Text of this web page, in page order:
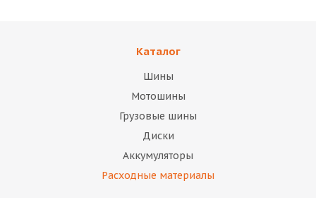
Каталог
Шины
Мотошины
Грузовые шины
Диски
Аккумуляторы
Расходные материалы